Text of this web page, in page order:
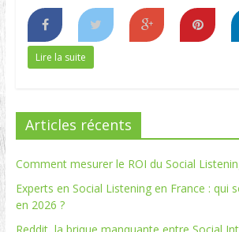
Lire la suite
Articles récents
Comment mesurer le ROI du Social
Experts en Social Listening en France : qui
en 2026 ?